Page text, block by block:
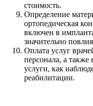
стоимость.
Определение
ортопедическая
включен в
значительно
Оплата услуг
персонала, а также
услуги, как
реабилитации.